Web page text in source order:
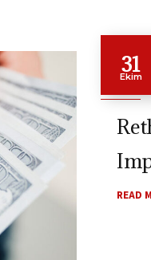
31
Ekim
READ